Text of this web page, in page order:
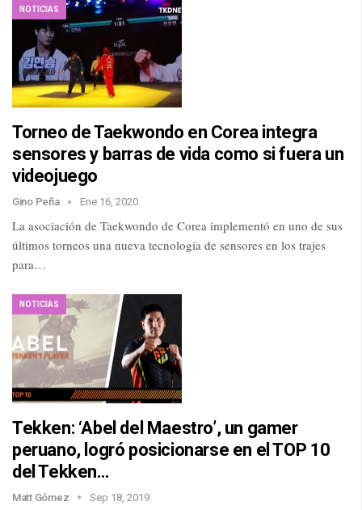
NOTICIAS
Torneo de Taekwondo en Corea integra
sensores y barras de vida como si fuera un
videojuego
Gino Peña Ene 16, 2020
La asociación de Taekwondo de Corea implementó en uno de sus
últimos torneos una nueva tecnología de sensores en los trajes
para…
NOTICIAS
Tekken: ‘Abel del Maestro’, un gamer
peruano, logró posicionarse en el TOP 10
del Tekken…
Matt Gómez Sep 18, 2019